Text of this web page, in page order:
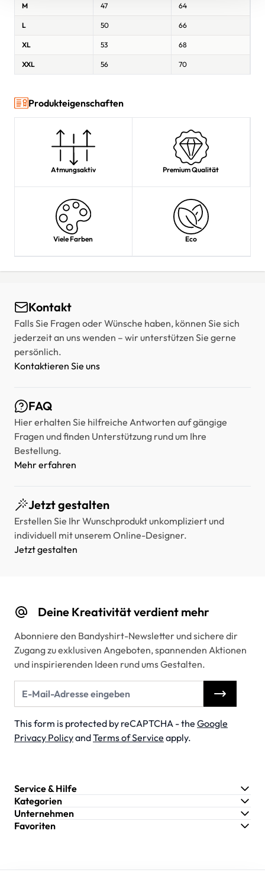
M 47 64
L 50 66
XL 53 68
XXL 56 70
Produkteigenschaften
Atmungsaktiv Premium Qualität
Viele Farben Eco
Kontakt
Falls Sie Fragen oder Wünsche haben, können Sie sich
jederzeit an uns wenden – wir unterstützen Sie gerne
persönlich.
Kontaktieren Sie uns
FAQ
Hier erhalten Sie hilfreiche Antworten auf gängige
Fragen und finden Unterstützung rund um Ihre
Bestellung.
Mehr erfahren
Jetzt gestalten
Erstellen Sie Ihr Wunschprodukt unkompliziert und
individuell mit unserem Online-Designer.
Jetzt gestalten
Deine Kreativität verdient mehr
Abonniere den Bandyshirt-Newsletter und sichere dir
Zugang zu exklusiven Angeboten, spannenden Aktionen
und inspirierenden Ideen rund ums Gestalten.
This form is protected by reCAPTCHA - the Google
Privacy PolicyandTerms of Service apply.
Service & Hilfe
Kategorien
Unternehmen
Favoriten